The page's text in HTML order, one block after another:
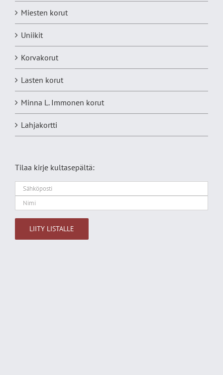
Miesten korut
Uniikit
Korvakorut
Lasten korut
Minna L. Immonen korut
Lahjakortti
Tilaa kirje kultasepältä: